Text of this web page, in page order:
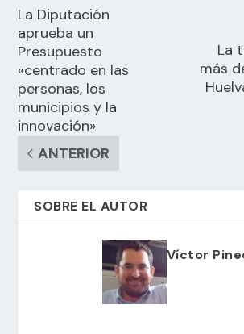
La Diputación
aprueba un
Presupuesto
«centrado en las
personas, los
municipios y la
innovación»
ANTERIOR
La
más
SOBRE EL AUTOR
Víctor